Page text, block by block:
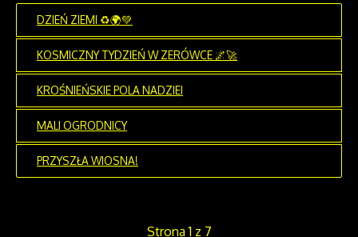
DZIEŃ ZIEMI ♻️🌍💚
KOSMICZNY TYDZIEŃ W ZERÓWCE 🌌🚀
KROŚNIEŃSKIE POLA NADZIEI
MALI OGRODNICY
PRZYSZŁA WIOSNA!
Strona 1 z 7